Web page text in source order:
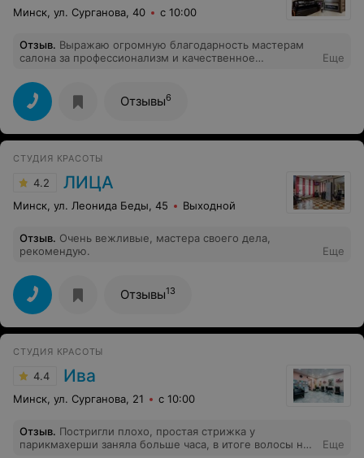
Минск, ул. Сурганова, 40 с 10:00
Отзыв. Выражаю огромную благодарность мастерам
салона за профессионализм и качественное
ВИКТОРИИ. Милейший человек с золотыми руками.
Развивайтесь, расширяйтесь, совершенствуйтесь!!!!
Еще
Отзывы6
СТУДИЯ КРАСОТЫ
4.2 ЛИЦА
Минск, ул. Леонида Беды, 45 Выходной
Отзыв. Очень вежливые, мастера своего дела,
рекомендую.
Еще
Отзывы13
СТУДИЯ КРАСОТЫ
4.4 Ива
Минск, ул. Сурганова, 21 с 10:00
Отзыв. Постригли плохо, простая стрижка у
парикмахерши заняла больше часа, в итоге волосы не
Еще